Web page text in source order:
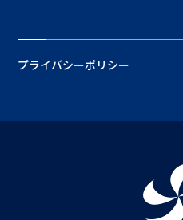
プライバシーポリシー